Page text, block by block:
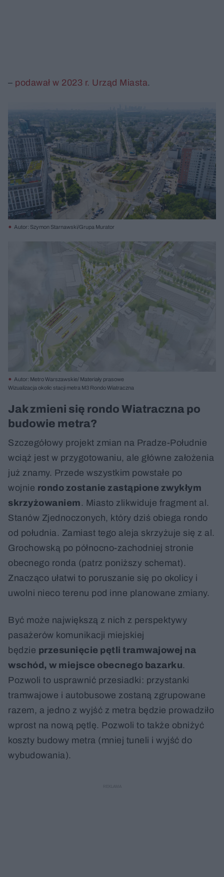
– podawał w 2023 r. Urząd Miasta.
Autor: Szymon Starnawski/Grupa Murator
Autor: Metro Warszawskie/ Materiały prasowe
Wizualizacja okolic stacji metra M3 Rondo Wiatraczna
Jak zmieni się rondo Wiatraczna po
budowie metra?
Szczegółowy projekt zmian na Pradze-Południe
wciąż jest w przygotowaniu, ale główne założenia
już znamy. Przede wszystkim powstałe po
wojnie rondo zostanie zastąpione zwykłym
skrzyżowaniem . Miasto zlikwiduje fragment al.
Stanów Zjednoczonych, który dziś obiega rondo
od południa. Zamiast tego aleja skrzyżuje się z al.
Grochowską po północno-zachodniej stronie
obecnego ronda (patrz poniższy schemat).
Znacząco ułatwi to poruszanie się po okolicy i
uwolni nieco terenu pod inne planowane zmiany.
Być może największą z nich z perspektywy
pasażerów komunikacji miejskiej
będzie przesunięcie pętli tramwajowej na
wschód, w miejsce obecnego bazarku.
Pozwoli to usprawnić przesiadki: przystanki
tramwajowe i autobusowe zostaną zgrupowane
razem, a jedno z wyjść z metra będzie prowadziło
wprost na nową pętlę. Pozwoli to także obniżyć
koszty budowy metra (mniej tuneli i wyjść do
wybudowania).